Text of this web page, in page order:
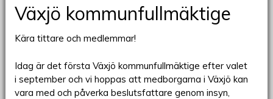
Växjö kommunfullmäktige
Kära tittare och medlemmar!
Idag är det första Växjö kommunfullmäktige efter valet
i september och vi hoppas att medborgarna i Växjö kan
vara med och påverka beslutsfattare genom insyn,